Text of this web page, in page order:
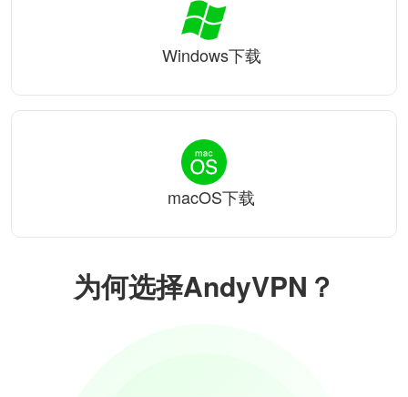
为何选择AndyVPN？
Windows下载
macOS下载